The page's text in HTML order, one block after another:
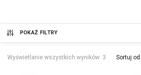
POKAŻ FILTRY
Wyświetlanie wszystkich wyników: 3